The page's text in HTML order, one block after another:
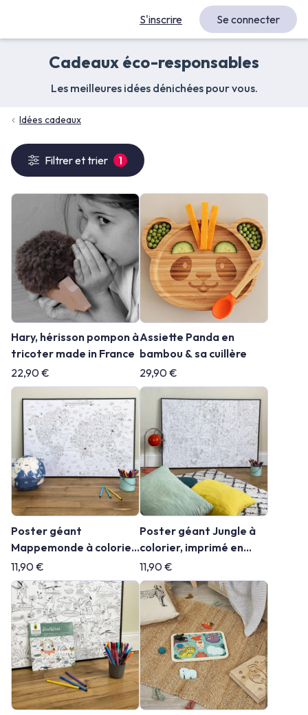
S'inscrire Se connecter
Cadeaux éco-responsables
Les meilleures idées dénichées pour vous.
Idées cadeaux
Filtrer et trier 1
Hary, hérisson pompon à
tricoter made in France
22,90 €
Assiette Panda en
bambou & sa cuillère
29,90 €
Poster géant
Mappemonde à colorier,
imprimé en France
11,90 €
Poster géant Jungle à
colorier, imprimé en
France
11,90 €